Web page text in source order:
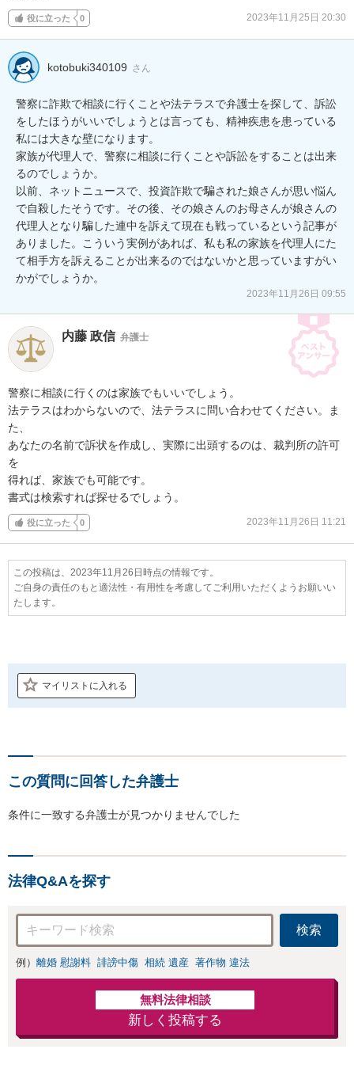
役に立った 0 2023年11月25日 20:30
kotobuki340109 さん
警察に詐欺で相談に行くことや法テラスで弁護士を探して、訴訟
をしたほうがいいでしょうとは言っても、精神疾患を患っている
私には大きな壁になります。
家族が代理人で、警察に相談に行くことや訴訟をすることは出来
るのでしょうか。
以前、ネットニュースで、投資詐欺で騙された娘さんが思い悩ん
で自殺したそうです。その後、その娘さんのお母さんが娘さんの
代理人となり騙した連中を訴えて現在も戦っているという記事が
ありました。こういう実例があれば、私も私の家族を代理人にた
て相手方を訴えることが出来るのではないかと思っていますがい
かがでしょうか。
2023年11月26日 09:55
内藤 政信 弁護士
警察に相談に行くのは家族でもいいでしょう。
法テラスはわからないので、法テラスに問い合わせてください。ま
た、
あなたの名前で訴状を作成し、実際に出頭するのは、裁判所の許可
を
得れば、家族でも可能です。
書式は検索すれば探せるでしょう。
役に立った 0 2023年11月26日 11:21
この投稿は、2023年11月26日時点の情報です。
ご自身の責任のもと適法性・有用性を考慮してご利用いただくようお願いい
たします。
マイリストに入れる
この質問に回答した弁護士
条件に一致する弁護士が見つかりませんでした
法律Q&Aを探す
検索
例） 離婚 慰謝料 誹謗中傷 相続 遺産 著作物 違法
無料法律相談
新しく投稿する